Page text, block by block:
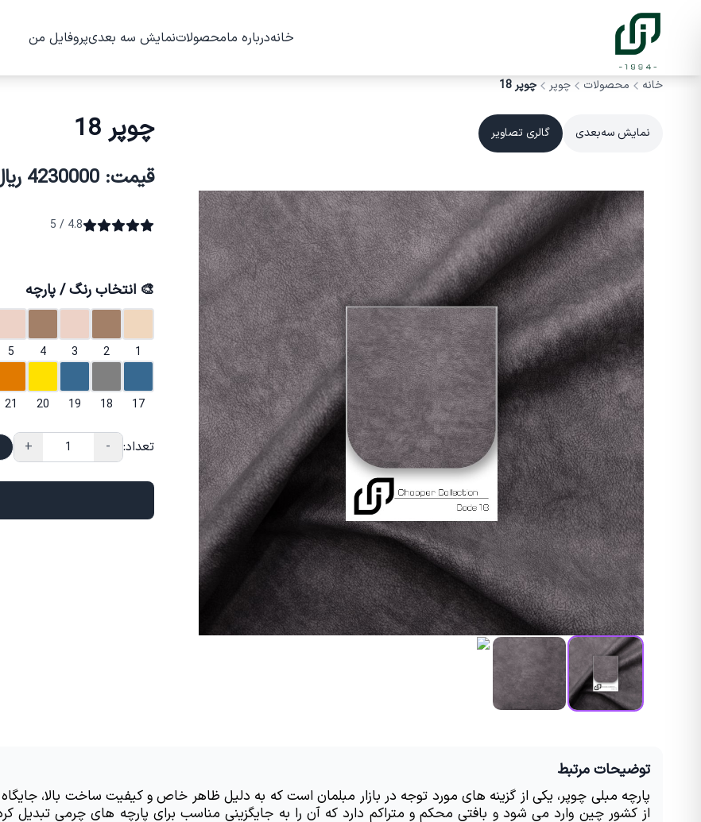
خانهدرباره مامحصولاتنمایش سه بعدیپروفایل من
خانه محصولات چوپر چوپر 18
نمایش سه‌بعدی گالری تصاویر چوپر 18
قیمت: 4230000 ریال
4.8 / 5
🎨 انتخاب رنگ / پارچه
1
2
3
4
5
17
18
19
20
21
تعداد: -
+
توضیحات مرتبط